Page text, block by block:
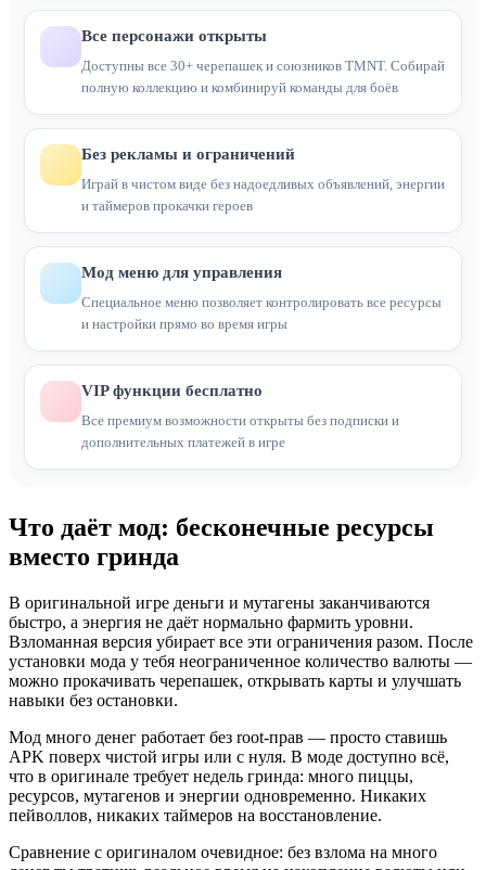
Все персонажи открыты
Доступны все 30+ черепашек и союзников TMNT. Собирай
полную коллекцию и комбинируй команды для боёв
Без рекламы и ограничений
Играй в чистом виде без надоедливых объявлений, энергии
и таймеров прокачки героев
Мод меню для управления
Специальное меню позволяет контролировать все ресурсы
и настройки прямо во время игры
VIP функции бесплатно
Все премиум возможности открыты без подписки и
дополнительных платежей в игре
Что даёт мод: бесконечные ресурсы
вместо гринда
В оригинальной игре деньги и мутагены заканчиваются
быстро, а энергия не даёт нормально фармить уровни.
Взломанная версия убирает все эти ограничения разом. После
установки мода у тебя неограниченное количество валюты —
можно прокачивать черепашек, открывать карты и улучшать
навыки без остановки.
Мод много денег работает без root-прав — просто ставишь
APK поверх чистой игры или с нуля. В моде доступно всё,
что в оригинале требует недель гринда: много пиццы,
ресурсов, мутагенов и энергии одновременно. Никаких
пейволлов, никаких таймеров на восстановление.
Сравнение с оригиналом очевидное: без взлома на много